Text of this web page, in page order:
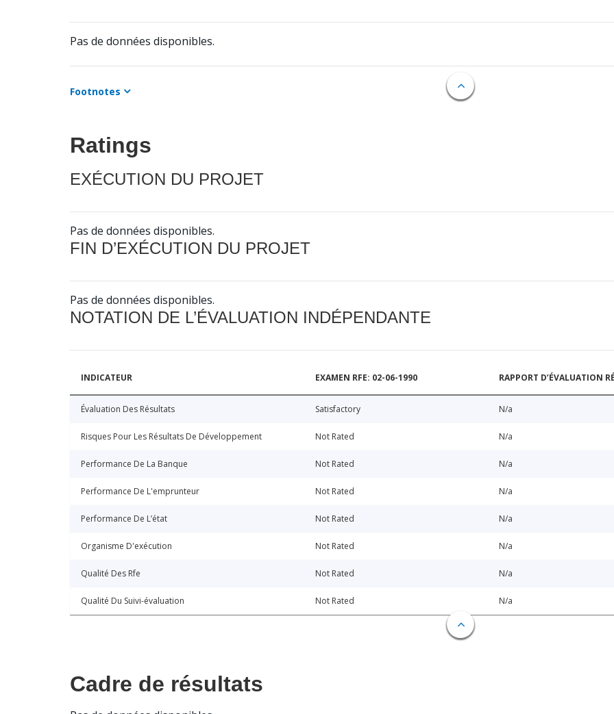
Pas de données disponibles.
Footnotes
Ratings
EXÉCUTION DU PROJET
Pas de données disponibles.
FIN D’EXÉCUTION DU PROJET
Pas de données disponibles.
NOTATION DE L’ÉVALUATION INDÉPENDANTE
INDICATEUR EXAMEN RFE: 02-06-1990 RAPPORT D’ÉVALUATION
Évaluation Des Résultats Satisfactory N/a
Risques Pour Les Résultats De Développement Not Rated N/a
Performance De La Banque Not Rated N/a
Performance De L'emprunteur Not Rated N/a
Performance De L’état Not Rated N/a
Organisme D'exécution Not Rated N/a
Qualité Des Rfe Not Rated N/a
Qualité Du Suivi-évaluation Not Rated N/a
Cadre de résultats